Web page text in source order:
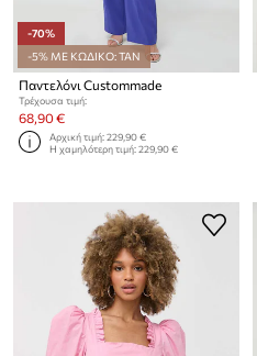
-70%
-5% ΜΕ ΚΩΔΙΚΟ: TAN
Παντελόνι Custommade
Τρέχουσα τιμή:
68,90 €
Αρχική τιμή:229,90 €
Η χαμηλότερη τιμή:229,90 €